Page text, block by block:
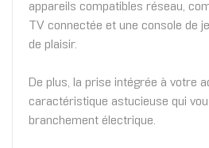
appareils compatibles réseau,
TV connectée et une console de
de plaisir.
De plus, la prise intégrée à votre
caractéristique astucieuse qui
branchement électrique.